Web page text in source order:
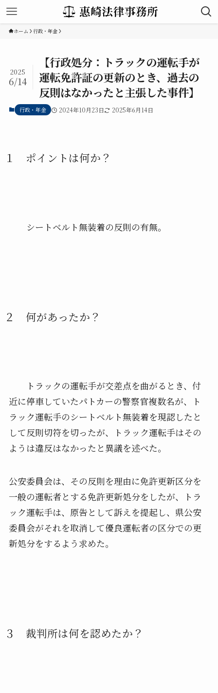
ホーム 行政・年金
【行政処分：トラックの運転手が
運転免許証の更新のとき、過去の
反則はなかったと主張した事件】
2025
6/14
行政・年金 2024年10月23日 2025年6月14日
１ ポイントは何か？
シートベルト無装着の反則の有無。
２ 何があったか？
トラックの運転手が交差点を曲がるとき、付
近に停車していたパトカーの警察官複数名が、ト
ラック運転手のシートベルト無装着を現認したと
して反則切符を切ったが、トラック運転手はその
ようは違反はなかったと異議を述べた。
公安委員会は、その反則を理由に免許更新区分を
一般の運転者とする免許更新処分をしたが、トラ
ック運転手は、原告として訴えを提起し、県公安
委員会がそれを取消して優良運転者の区分での更
新処分をするよう求めた。
３ 裁判所は何を認めたか？